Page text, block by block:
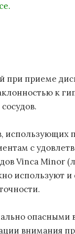
при приеме
к
использующих
с
Vinca Minor
используют и
опасными
внимания